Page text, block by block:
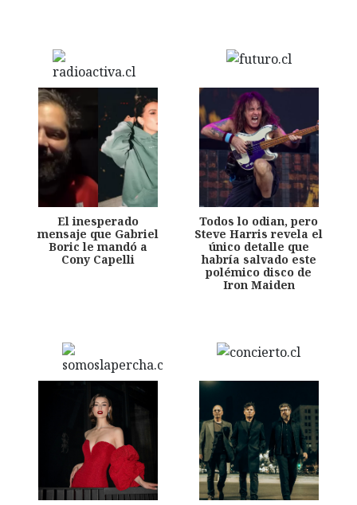
El inesperado
mensaje que Gabriel
Boric le mandó a
Cony Capelli
Todos lo odian, pero
Steve Harris revela el
único detalle que
habría salvado este
polémico disco de
Iron Maiden